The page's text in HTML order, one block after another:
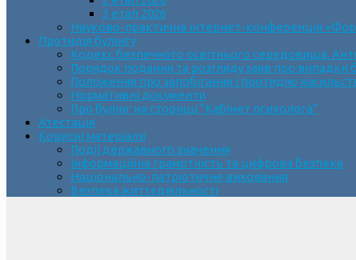
3 етап 2026
Науково-практична інтернет-конференція
Протидія булінгу
Кодекс безпечного освітнього середовища.
Порядок подання та розгляду заяв про випадки
Положення про запобігання і протидію
Нормативні документи
Про булінг на сторінці “Кабінет психолога”
Атестація
Корисні матеріали
Події державного значення
Інформаційна грамотність та цифрова безпека
Національно-патріотичне виховання
Безпека життєдіяльності